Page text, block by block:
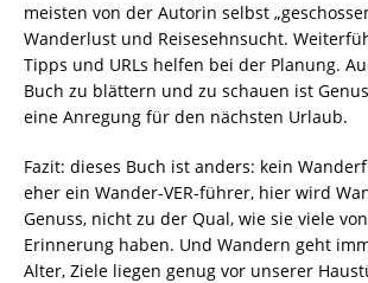
meisten von der Autorin selbst
Wanderlust und Reisesehnsucht.
Tipps und URLs helfen bei der Planung.
Buch zu blättern und zu schauen ist
eine Anregung für den nächsten Urlaub.
Fazit: dieses Buch ist anders: kein
eher ein Wander-VER-führer, hier wird
Genuss, nicht zu der Qual, wie sie viele
Erinnerung haben. Und Wandern geht
Alter, Ziele liegen genug vor unserer